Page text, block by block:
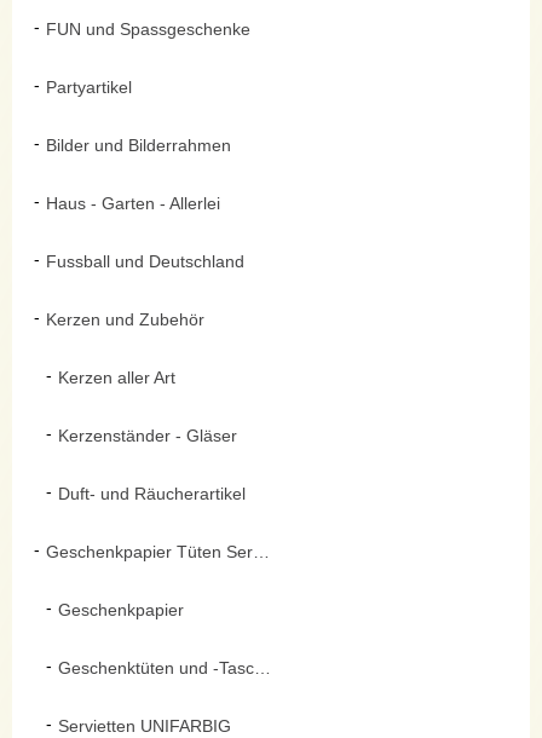
FUN und Spassgeschenke
Partyartikel
Bilder und Bilderrahmen
Haus - Garten - Allerlei
Fussball und Deutschland
Kerzen und Zubehör
Kerzen aller Art
Kerzenständer - Gläser
Duft- und Räucherartikel
Geschenkpapier
Servietten UNIFARBIG